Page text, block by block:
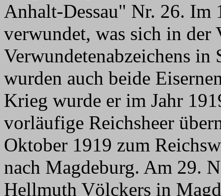
Anhalt-Dessau" Nr. 26. Im
verwundet, was sich in der
Verwundetenabzeichens
wurden auch beide
Krieg wurde er im Jahr
vorläufige Reichsheer
Oktober 1919 zum
nach Magdeburg. Am 29.
Hellmuth Völckers in